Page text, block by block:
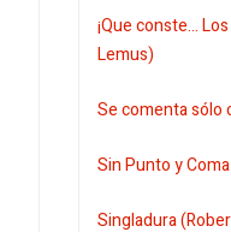
¡Que conste...
Lemus)
Se comenta sólo
Sin Punto y
Singladura